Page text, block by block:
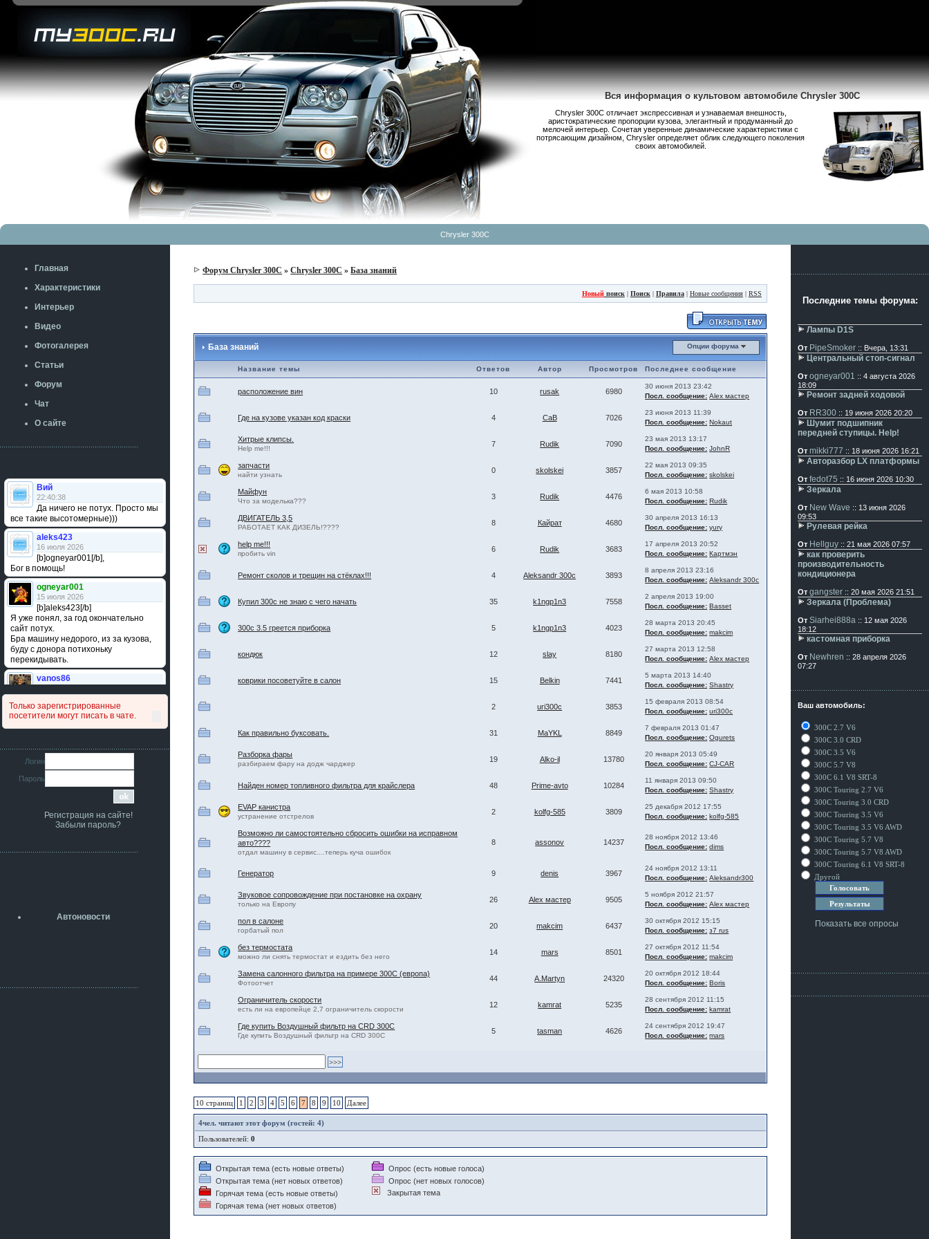
Вся информация о культовом автомобиле Chrysler 300C
Chrysler 300С отличает экспрессивная и узнаваемая внешность,
аристократические пропорции кузова, элегантный и продуманный до
мелочей интерьер. Сочетая уверенные динамические характеристики с
потрясающим дизайном, Chrysler определяет облик следующего поколения
своих автомобилей.
Chrysler 300C
Главная
Характеристики
Интерьер
Видео
Фотогалерея
Статьи
Форум
Чат
О сайте
Вий
22:40:38
Да ничего не потух. Просто мы
все такие высотомерные)))
aleks423
16 июля 2026
[b]ogneyar001[/b],
Бог в помощь!
ogneyar001
15 июля 2026
[b]aleks423[/b]
Я уже понял, за год окончательно
сайт потух.
Бра машину недорого, из за кузова,
буду с донора потихоньку
перекидывать.
vanos86
сравнивал подушку акпп бензиновой и
дизельной машины намера
4578063AG и 4578061AG? По фото
iMrCoffeeBLR4
11 июля 2026
[b]era124[/b],
Ага понял буду знать спасибо
era124
7 июля 2026
разболтовка 5х114.3 спокойно
А здесь уже кладбищенская тишина...
Только зарегистрированные
посетители могут писать в чате.
Логин
Пароль
Регистрация на сайте!
Забыли пароль?
Автоновости
Форум Chrysler 300C »Chrysler 300C »База знаний
Новыйпоиск| Поиск| Правила| Новые сообщения| RSS
База знаний Опции форума
Название темы Ответов Автор Просмотров Последнее сообщение
расположение вин 10 rusak 6980
30 июня 2013 23:42
Посл. сообщение: Alex мастер
Где на кузове указан код краски 4 CaB 7026
23 июня 2013 11:39
Посл. сообщение: Nokaut
Хитрые клипсы.
Help me!!!
7 Rudik 7090
23 мая 2013 13:17
Посл. сообщение: JohnR
запчасти
найти узнать
0 skolskei 3857
22 мая 2013 09:35
Посл. сообщение: skolskei
Майфун
Что за моделька???
3 Rudik 4476
6 мая 2013 10:58
Посл. сообщение: Rudik
ДВИГАТЕЛЬ 3,5
РАБОТАЕТ КАК ДИЗЕЛЬ!????
8 Кайрат 4680
30 апреля 2013 16:13
Посл. сообщение: yury
help me!!!
пробить vin
6 Rudik 3683
17 апреля 2013 20:52
Посл. сообщение: Картмэн
Ремонт сколов и трещин на стёклах!!! 4 Aleksandr 300c 3893
8 апреля 2013 23:16
Посл. сообщение: Aleksandr 300c
Купил 300с не знаю с чего начать 35 k1ngp1n3 7558
2 апреля 2013 19:00
Посл. сообщение: Basset
300c 3.5 греется приборка 5 k1ngp1n3 4023
28 марта 2013 20:45
Посл. сообщение: makcim
кондюк 12 slay 8180
27 марта 2013 12:58
Посл. сообщение: Alex мастер
коврики посоветуйте в салон 15 Belkin 7441
5 марта 2013 14:40
Посл. сообщение: Shastry
2 uri300c 3853
15 февраля 2013 08:54
Посл. сообщение: uri300c
Как правильно буксовать. 31 MaYKL 8849
7 февраля 2013 01:47
Посл. сообщение: Ogurets
Разборка фары
разбираем фару на додж чарджер
19 Alko-il 13780
20 января 2013 05:49
Посл. сообщение: CJ-CAR
Найден номер топливного фильтра для крайслера 48 Prime-avto 10284
11 января 2013 09:50
Посл. сообщение: Shastry
EVAP канистра
устранение отстрелов
2 kolfg-585 3809
25 декабря 2012 17:55
Посл. сообщение: kolfg-585
Возможно ли самостоятельно сбросить ошибки на исправном
авто????
отдал машину в сервис....теперь куча ошибок
8 assonov 14237
28 ноября 2012 13:46
Посл. сообщение: dims
Генератор 9 denis 3967
24 ноября 2012 13:11
Посл. сообщение: Aleksandr300
Звуковое сопровождение при постановке на охрану
только на Европу
26 Alex мастер 9505
5 ноября 2012 21:57
Посл. сообщение: Alex мастер
пол в салоне
горбатый пол
20 makcim 6437
30 октября 2012 15:15
Посл. сообщение: з7 rus
без термостата
можно ли снять термостат и ездить без него
14 mars 8501
27 октября 2012 11:54
Посл. сообщение: makcim
Замена салонного фильтра на примере 300С (европа)
Фотоотчет
44 A.Martyn 24320
20 октября 2012 18:44
Посл. сообщение: Boris
Ограничитель скорости
есть ли на европейце 2,7 ограничитель скорости
12 kamrat 5235
28 сентября 2012 11:15
Посл. сообщение: kamrat
Где купить Воздушный фильтр на CRD 300C
Где купить Воздушный фильтр на CRD 300C
5 tasman 4626
24 сентября 2012 19:47
Посл. сообщение: mars
10 страниц 1 2 3 4 5 6 7 8 9 10 Далее
4чел. читают этот форум (гостей: 4)
Пользователей:0
Открытая тема (есть новые ответы)
Открытая тема (нет новых ответов)
Горячая тема (есть новые ответы)
Горячая тема (нет новых ответов)
Опрос (есть новые голоса)
Опрос (нет новых голосов)
Закрытая тема
Последние темы форума:
Лампы D1S
От PipeSmoker :: Вчера, 13:31
Центральный стоп-сигнал
От ogneyar001 :: 4 августа 2026
18:09
Ремонт задней ходовой
От RR300 :: 19 июня 2026 20:20
Шумит подшипник
передней ступицы. Help!
От mikki777 :: 18 июня 2026 16:21
Авторазбор LX платформы
От fedot75 :: 16 июня 2026 10:30
Зеркала
От New Wave :: 13 июня 2026
09:53
Рулевая рейка
От Hellguy :: 21 мая 2026 07:57
как проверить
производительность
кондиционера
От gangster :: 20 мая 2026 21:51
Зеркала (Проблема)
От Siarhei888a :: 12 мая 2026
18:12
кастомная приборка
От Newhren :: 28 апреля 2026
07:27
Ваш автомобиль:
300C 2.7 V6
300C 3.0 CRD
300C 3.5 V6
300C 5.7 V8
300C 6.1 V8 SRT-8
300C Touring 2.7 V6
300C Touring 3.0 CRD
300C Touring 3.5 V6
300C Touring 3.5 V6 AWD
300C Touring 5.7 V8
300C Touring 5.7 V8 AWD
300C Touring 6.1 V8 SRT-8
Другой
Показать все опросы